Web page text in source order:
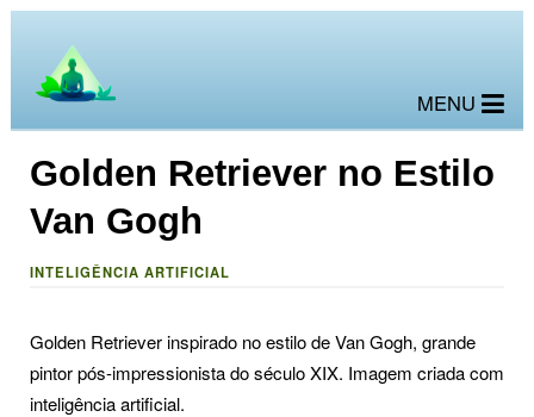
MENU
Golden Retriever no Estilo
Van Gogh
INTELIGÊNCIA ARTIFICIAL
Golden Retriever inspirado no estilo de Van Gogh, grande
pintor pós-impressionista do século XIX. Imagem criada com
inteligência artificial.